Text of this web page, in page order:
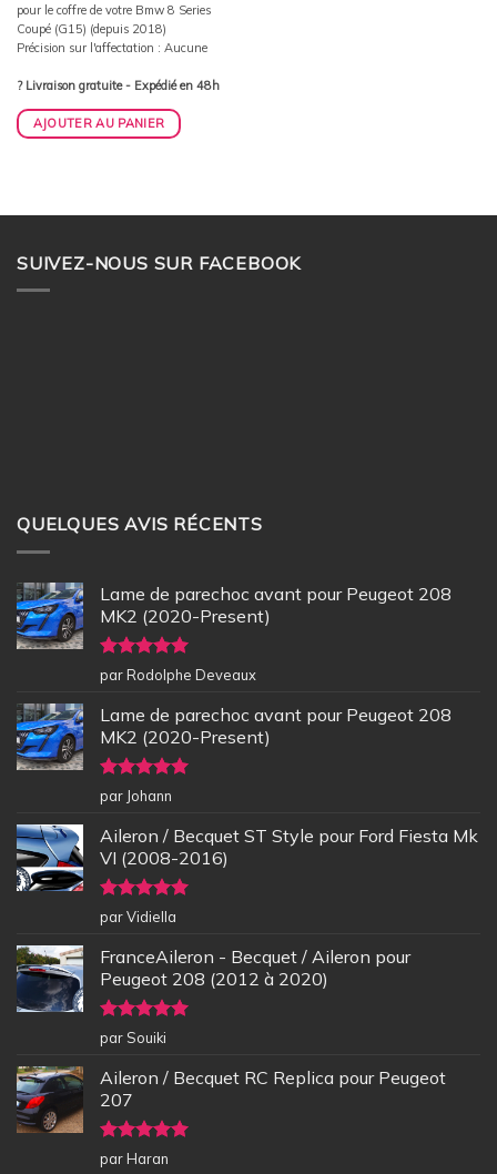
pour le coffre de votre Bmw 8 Series
Coupé (G15) (depuis 2018)
Précision sur l'affectation : Aucune
? Livraison gratuite - Expédié en 48h
AJOUTER AU PANIER
SUIVEZ-NOUS SUR FACEBOOK
QUELQUES AVIS RÉCENTS
Lame de parechoc avant pour Peugeot 208
MK2 (2020-Present)
Note5sur
5
par Rodolphe Deveaux
Lame de parechoc avant pour Peugeot 208
MK2 (2020-Present)
Note5sur
5
par Johann
Aileron / Becquet ST Style pour Ford Fiesta Mk
VI (2008-2016)
Note5sur
5
par Vidiella
FranceAileron - Becquet / Aileron pour
Peugeot 208 (2012 à 2020)
Note5sur
5
par Souiki
Aileron / Becquet RC Replica pour Peugeot
207
Note5sur
par Haran